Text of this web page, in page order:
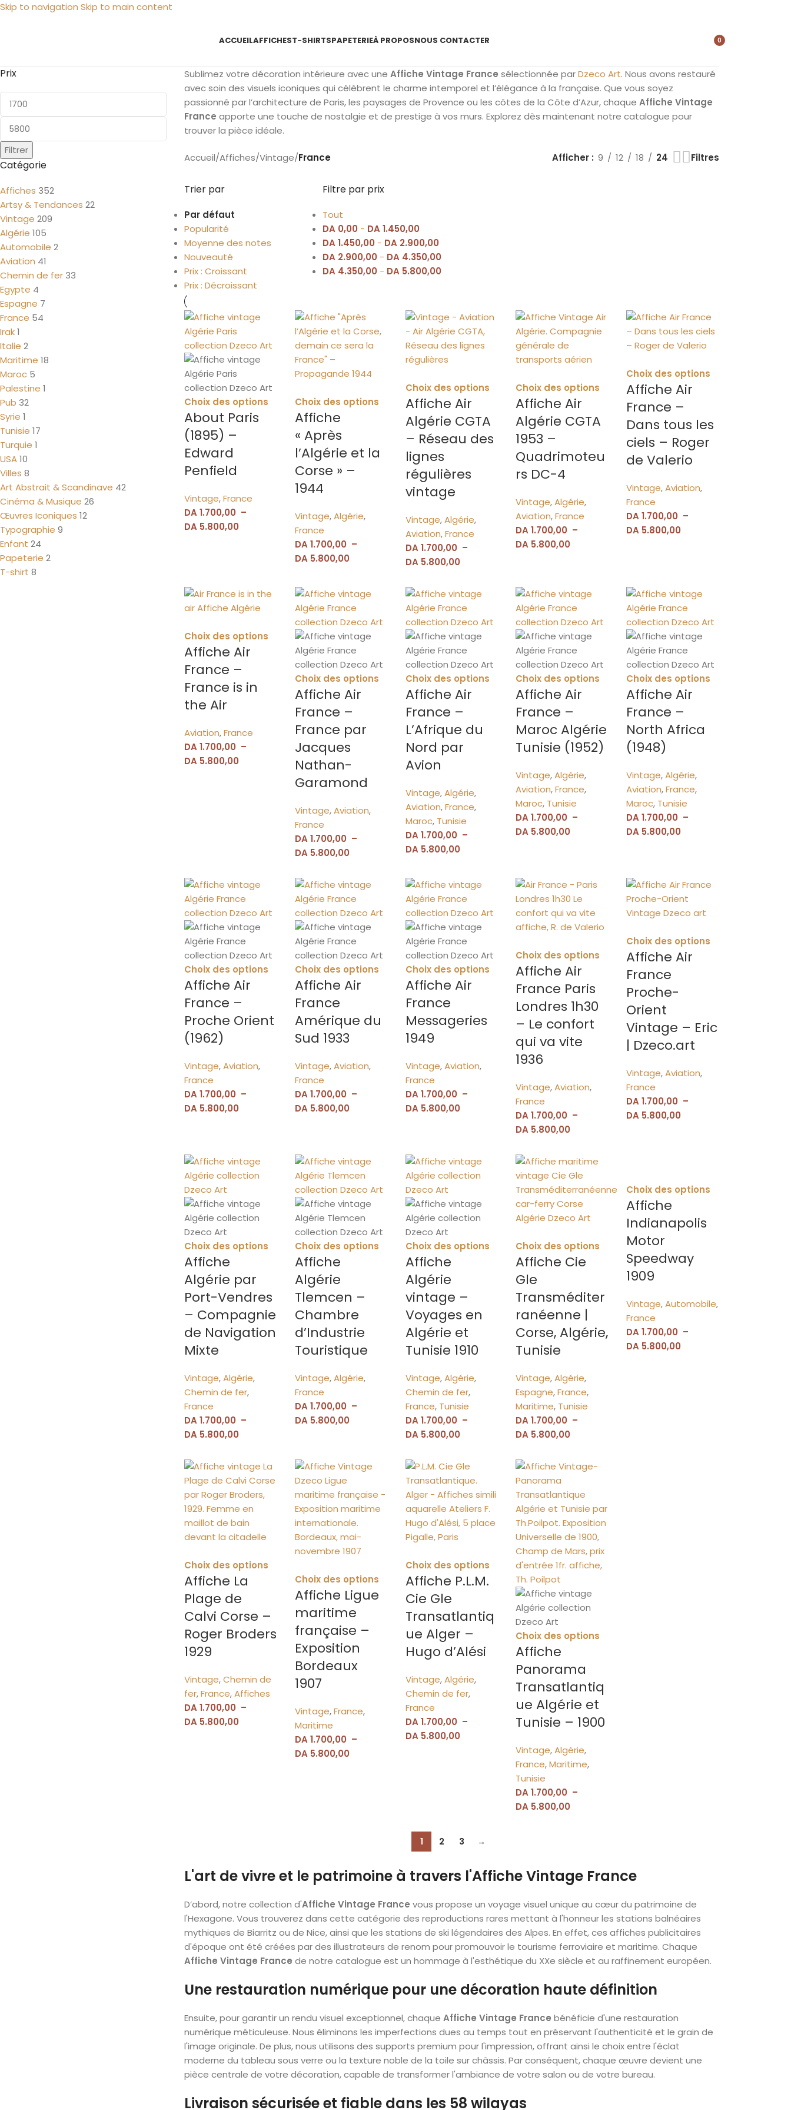
Skip to navigation Skip to main content
ACCUEILAFFICHEST-SHIRTSPAPETERIEÀ PROPOSNOUS CONTACTER
0
Prix
Filtrer
Catégorie
Affiches 352
Artsy & Tendances 22
Vintage 209
Algérie 105
Automobile 2
Aviation 41
Chemin de fer 33
Egypte 4
Espagne 7
France 54
Irak1
Italie 2
Maritime 18
Maroc 5
Palestine 1
Pub 32
Syrie 1
Tunisie 17
Turquie 1
USA10
Villes 8
Art Abstrait & Scandinave 42
Cinéma & Musique 26
Œuvres Iconiques 12
Typographie 9
Enfant 24
Papeterie 2
T-shirt 8
Sublimez votre décoration intérieure avec une Affiche Vintage France sélectionnée parDzeco Art. Nous avons restauré
avec soin des visuels iconiques qui célèbrent le charme intemporel et l’élégance à la française. Que vous soyez
passionné par l’architecture de Paris, les paysages de Provence ou les côtes de la Côte d’Azur, chaque Affiche Vintage
France apporte une touche de nostalgie et de prestige à vos murs. Explorez dès maintenant notre catalogue pour
trouver la pièce idéale.
Accueil/Affiches/Vintage/France Afficher 9 12 18 24 Filtres
Trier par
Par défaut
Popularité
Moyenne des notes
Nouveauté
Prix : Croissant
Prix : Décroissant
Filtre par prix
Tout
DA0,00 - DA1.450,00
DA1.450,00 - DA2.900,00
DA2.900,00 - DA4.350,00
DA4.350,00 - DA5.800,00
Choix des options
About Paris
(1895) –
Edward
Penfield
Vintage,France
DA1.700,00 –
DA5.800,00
Choix des options
Affiche
« Après
l’Algérie et la
Corse » –
1944
Vintage, Algérie,
France
DA1.700,00 –
DA5.800,00
Choix des options
Affiche Air
Algérie CGTA
– Réseau des
lignes
régulières
vintage
Vintage, Algérie,
Aviation, France
DA1.700,00 –
DA5.800,00
Choix des options
Affiche Air
Algérie CGTA
1953 –
Quadrimoteu
rs DC-4
Vintage, Algérie,
Aviation, France
DA1.700,00 –
DA 5.800,00
Choix des options
Affiche Air
France –
Dans tous les
ciels – Roger
de Valerio
Vintage,Aviation,
France
DA1.700,00 –
DA 5.800,00
Choix des options
Affiche Air
France –
France is in
the Air
Aviation,France
DA1.700,00 –
DA5.800,00
Choix des options
Affiche Air
France –
France par
Jacques
Nathan-
Garamond
Vintage, Aviation,
France
DA1.700,00 –
DA5.800,00
Choix des options
Affiche Air
France –
L’Afrique du
Nord par
Avion
Vintage, Algérie,
Aviation, France,
Maroc, Tunisie
DA1.700,00 –
DA5.800,00
Choix des options
Affiche Air
France –
Maroc Algérie
Tunisie (1952)
Vintage, Algérie,
Aviation, France,
Maroc, Tunisie
DA1.700,00 –
DA 5.800,00
Choix des options
Affiche Air
France –
North Africa
(1948)
Vintage,Algérie,
Aviation,France,
Maroc, Tunisie
DA1.700,00 –
DA 5.800,00
Choix des options
Affiche Air
France –
Proche Orient
(1962)
Vintage,Aviation,
France
DA1.700,00 –
DA5.800,00
Choix des options
Affiche Air
France
Amérique du
Sud 1933
Vintage, Aviation,
France
DA1.700,00 –
DA5.800,00
Choix des options
Affiche Air
France
Messageries
1949
Vintage, Aviation,
France
DA1.700,00 –
DA5.800,00
Choix des options
Affiche Air
France Paris
Londres 1h30
– Le confort
qui va vite
1936
Vintage, Aviation,
France
DA1.700,00 –
DA 5.800,00
Choix des options
Affiche Air
France
Proche-
Orient
Vintage – Eric
| Dzeco.art
Vintage,Aviation,
France
DA1.700,00 –
DA 5.800,00
Choix des options
Affiche
Algérie par
Port-Vendres
– Compagnie
de Navigation
Mixte
Vintage,Algérie,
Chemin de fer,
France
DA1.700,00 –
DA5.800,00
Choix des options
Affiche
Algérie
Tlemcen –
Chambre
d’Industrie
Touristique
Vintage, Algérie,
France
DA1.700,00 –
DA5.800,00
Choix des options
Affiche
Algérie
vintage –
Voyages en
Algérie et
Tunisie 1910
Vintage, Algérie,
Chemin de fer,
France, Tunisie
DA1.700,00 –
DA5.800,00
Choix des options
Affiche Cie
Gle
Transméditer
ranéenne |
Corse, Algérie,
Tunisie
Vintage, Algérie,
Espagne, France,
Maritime, Tunisie
DA1.700,00 –
DA 5.800,00
Choix des options
Affiche
Indianapolis
Motor
Speedway
1909
Vintage,Automobile,
France
DA1.700,00 –
DA 5.800,00
Choix des options
Affiche La
Plage de
Calvi Corse –
Roger Broders
1929
Vintage,Chemin de
fer,France,Affiches
DA1.700,00 –
DA5.800,00
Choix des options
Affiche Ligue
maritime
française –
Exposition
Bordeaux
1907
Vintage, France,
Maritime
DA1.700,00 –
DA5.800,00
Choix des options
Affiche P.L.M.
Cie Gle
Transatlantiq
ue Alger –
Hugo d’Alési
Vintage, Algérie,
Chemin de fer,
France
DA1.700,00 –
DA5.800,00
Choix des options
Affiche
Panorama
Transatlantiq
ue Algérie et
Tunisie – 1900
Vintage, Algérie,
France, Maritime,
Tunisie
DA1.700,00 –
DA 5.800,00
1 2 3 →
L'art de vivre et le patrimoine à travers l'Affiche Vintage France
D’abord, notre collection d'Affiche Vintage France vous propose un voyage visuel unique au cœur du patrimoine de
l'Hexagone. Vous trouverez dans cette catégorie des reproductions rares mettant à l'honneur les stations balnéaires
mythiques de Biarritz ou de Nice, ainsi que les stations de ski légendaires des Alpes. En effet, ces affiches publicitaires
d'époque ont été créées par des illustrateurs de renom pour promouvoir le tourisme ferroviaire et maritime. Chaque
Affiche Vintage France de notre catalogue est un hommage à l'esthétique du XXe siècle et au raffinement européen.
Une restauration numérique pour une décoration haute définition
Ensuite, pour garantir un rendu visuel exceptionnel, chaque Affiche Vintage France bénéficie d'une restauration
numérique méticuleuse. Nous éliminons les imperfections dues au temps tout en préservant l'authenticité et le grain de
l'image originale. De plus, nous utilisons des supports premium pour l'impression, offrant ainsi le choix entre l'éclat
moderne du tableau sous verre ou la texture noble de la toile sur châssis. Par conséquent, chaque œuvre devient une
pièce centrale de votre décoration, capable de transformer l'ambiance de votre salon ou de votre bureau.
Livraison sécurisée et fiable dans les 58 wilayas